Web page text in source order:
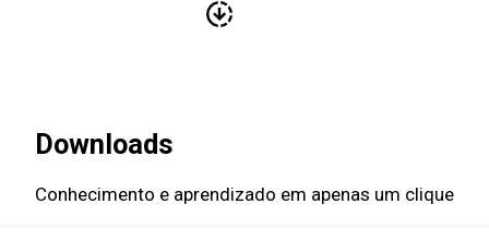
Downloads
Conhecimento e aprendizado em apenas um clique